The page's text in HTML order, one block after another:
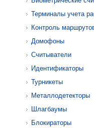
Терминалы учета
Контроль
Домофоны
Считыватели
Идентификаторы
Турникеты
Металлодетекторы
Шлагбаумы
Блокираторы